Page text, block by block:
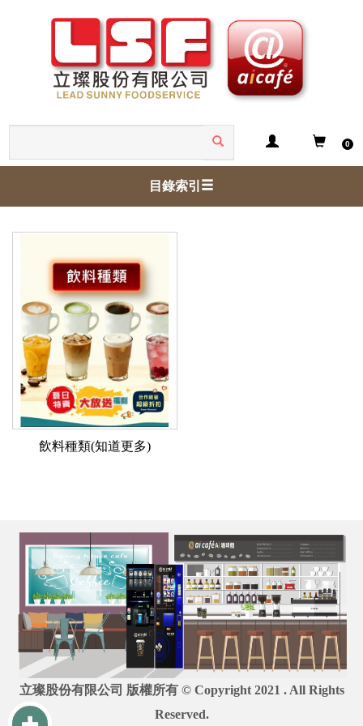
0
目錄索引
飲料種類(知道更多)
立璨股份有限公司 版權所有 © Copyright 2021 . All Rights
Reserved.